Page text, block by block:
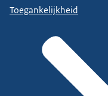
Toegankelijkheid